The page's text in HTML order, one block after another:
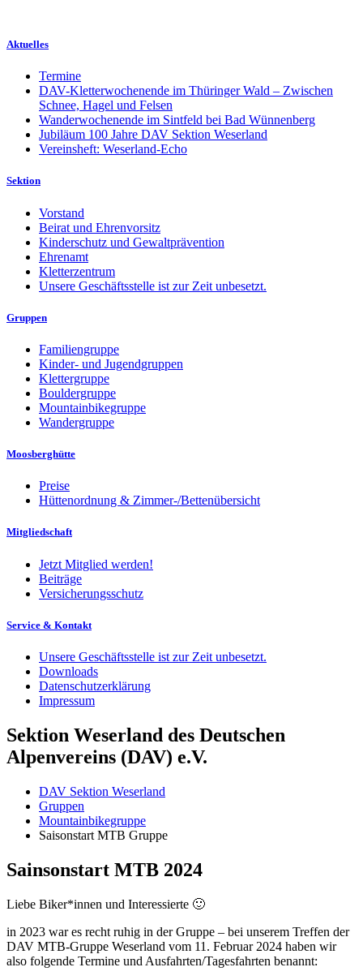
Aktuelles
Termine
DAV-Kletterwochenende im Thüringer Wald – Zwischen
Schnee, Hagel und Felsen
Wanderwochenende im Sintfeld bei Bad Wünnenberg
Jubiläum 100 Jahre DAV Sektion Weserland
Vereinsheft: Weserland-Echo
Sektion
Vorstand
Beirat und Ehrenvorsitz
Kinderschutz und Gewaltprävention
Ehrenamt
Kletterzentrum
Unsere Geschäftsstelle ist zur Zeit unbesetzt.
Gruppen
Familiengruppe
Kinder- und Jugendgruppen
Klettergruppe
Bouldergruppe
Mountainbikegruppe
Wandergruppe
Moosberghütte
Preise
Hüttenordnung & Zimmer-/Bettenübersicht
Mitgliedschaft
Jetzt Mitglied werden!
Beiträge
Versicherungsschutz
Service & Kontakt
Unsere Geschäftsstelle ist zur Zeit unbesetzt.
Downloads
Datenschutzerklärung
Impressum
Sektion Weserland des Deutschen
Alpenvereins (DAV) e.V.
DAV Sektion Weserland
Gruppen
Mountainbikegruppe
Saisonstart MTB Gruppe
Sainsonstart MTB 2024
Liebe Biker*innen und Interessierte 🙂
in 2023 war es recht ruhig in der Gruppe – bei unserem Treffen der
DAV MTB-Gruppe Weserland vom 11. Februar 2024 haben wir
also folgende Termine und Ausfahrten/Tagesfahrten benannt: